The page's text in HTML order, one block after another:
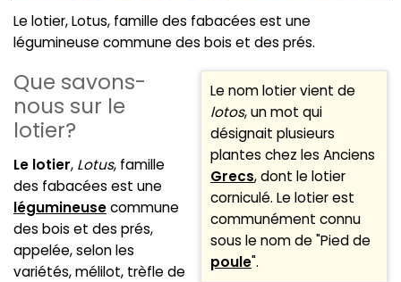
Le lotier, Lotus, famille des fabacées est une
légumineuse commune des bois et des prés.
Le nom lotier vient de
lotos, un mot qui
désignait plusieurs
plantes chez les Anciens
Grecs, dont le lotier
corniculé. Le lotier est
communément connu
sous le nom de "Pied de
poule".
Que savons-
nous sur le
lotier?
Le lotier, Lotus, famille
des fabacées est une
légumineusecommune
des bois et des prés,
appelée, selon les
variétés, mélilot, trèfle de